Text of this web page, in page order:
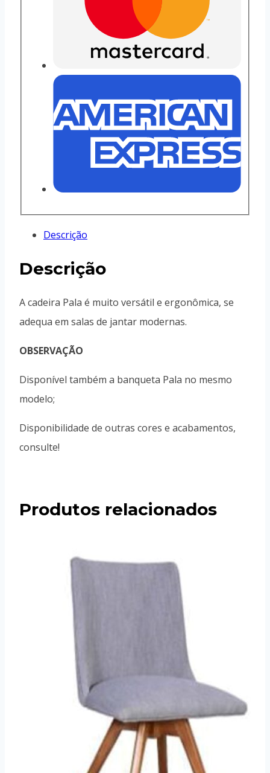
Descrição
Descrição
A cadeira Pala é muito versátil e ergonômica, se
adequa em salas de jantar modernas.
OBSERVAÇÃO
Disponível também a banqueta Pala no mesmo
modelo;
Disponibilidade de outras cores e acabamentos,
consulte!
Produtos relacionados